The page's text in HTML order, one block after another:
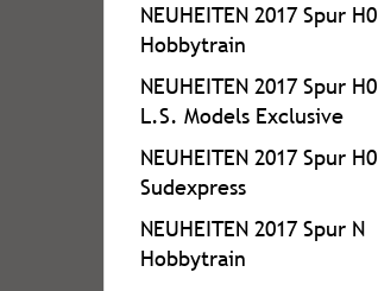
NEUHEITEN 2017 Spur H0
Hobbytrain
NEUHEITEN 2017 Spur H0
L.S. Models Exclusive
NEUHEITEN 2017 Spur H0
Sudexpress
NEUHEITEN 2017 Spur N
Hobbytrain